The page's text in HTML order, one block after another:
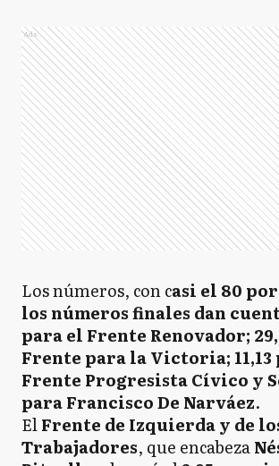
Ads
Los números, con casi el 80
los números finales dan
para el Frente Renovador;
Frente para la Victoria; 11,13
Frente Progresista Cívico y
para Francisco De Narváez.
ElFrente de Izquierda y de
Trabajadores, que encabeza